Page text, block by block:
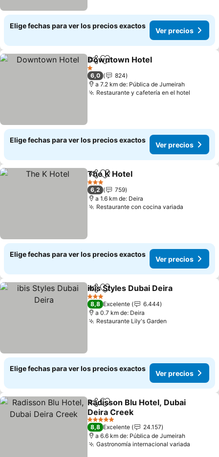
Elige fechas para ver los precios exactos
Ver precios
CompartirAgregar a favoritos
Downtown Hotel
1 Estrellas
6,0
824
a 7.2 km de: Pública de Jumeirah
Restaurante y cafetería en el hotel
Elige fechas para ver los precios exactos
Ver precios
Compartir
Agregar a favoritos
The K Hotel
3 Estrellas
6,2
759
a 1.6 km de: Deira
Restaurante con cocina variada
Elige fechas para ver los precios exactos
Ver precios
CompartirAgregar a favoritos
ibis Styles Dubai Deira
3 Estrellas
8,8 Excelente
6.444
a 0.7 km de: Deira
Restaurante Lily's Garden
Elige fechas para ver los precios exactos
Ver precios
CompartirAgregar a favoritos
Radisson Blu Hotel, Dubai
Deira Creek
5 Estrellas
8,8 Excelente
24.157
a 6.6 km de: Pública de Jumeirah
Gastronomía internacional variada